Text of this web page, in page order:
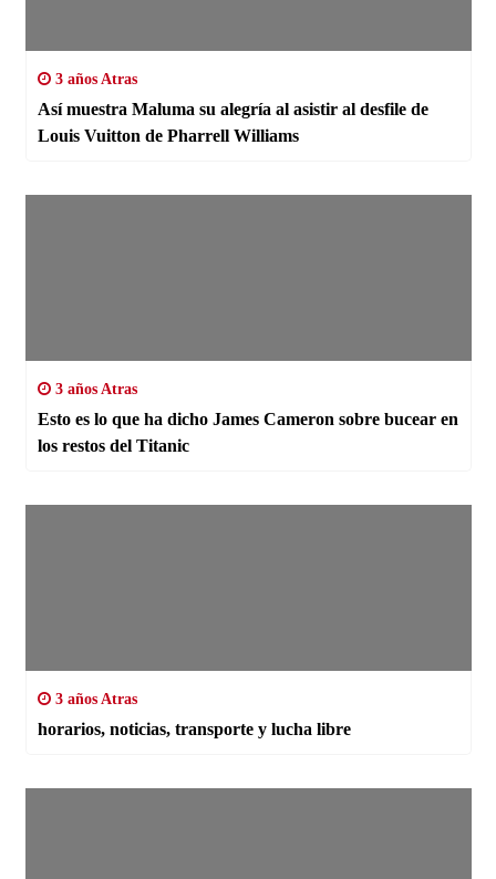
3 años Atras
Así muestra Maluma su alegría al asistir al desfile de
Louis Vuitton de Pharrell Williams
3 años Atras
Esto es lo que ha dicho James Cameron sobre bucear en
los restos del Titanic
3 años Atras
horarios, noticias, transporte y lucha libre